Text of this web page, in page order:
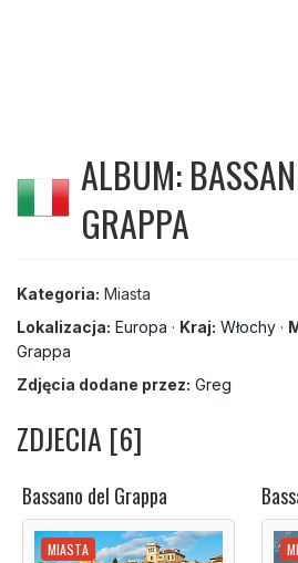
ALBUM:
GRAPPA
Kategoria: Miasta
Lokalizacja: Europa · Kraj: Włochy ·
Grappa
Zdjęcia dodane przez: Greg
ZDJECIA [6]
Bassano del Grappa
MIASTA